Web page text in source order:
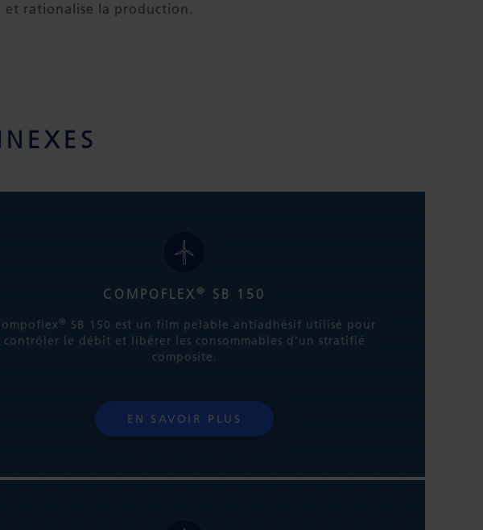
et rationalise la production.
COMPOFLEX ® SB 150
® SB 150 est un film pelable antiadhésif utilisé pour
contrôler le débit et libérer les consommables d’un stratifié
composite.
EN SAVOIR PLUS